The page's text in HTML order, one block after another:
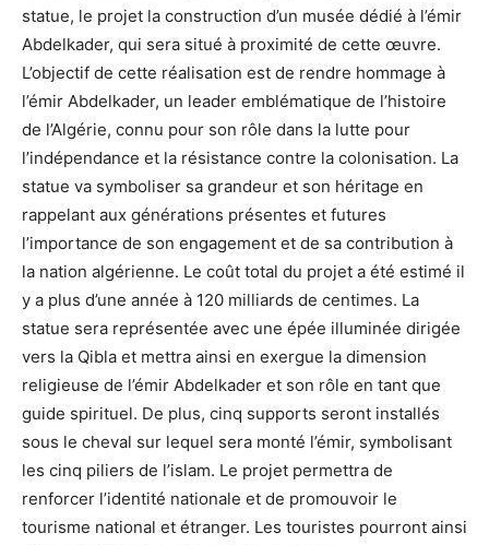
statue, le projet la construction d’un musée dédié à l’émir
Abdelkader, qui sera situé à proximité de cette œuvre.
L’objectif de cette réalisation est de rendre hommage à
l’émir Abdelkader, un leader emblématique de l’histoire
de l’Algérie, connu pour son rôle dans la lutte pour
l’indépendance et la résistance contre la colonisation. La
statue va symboliser sa grandeur et son héritage en
rappelant aux générations présentes et futures
l’importance de son engagement et de sa contribution à
la nation algérienne. Le coût total du projet a été estimé il
y a plus d’une année à 120 milliards de centimes. La
statue sera représentée avec une épée illuminée dirigée
vers la Qibla et mettra ainsi en exergue la dimension
religieuse de l’émir Abdelkader et son rôle en tant que
guide spirituel. De plus, cinq supports seront installés
sous le cheval sur lequel sera monté l’émir, symbolisant
les cinq piliers de l’islam. Le projet permettra de
renforcer l’identité nationale et de promouvoir le
tourisme national et étranger. Les touristes pourront ainsi